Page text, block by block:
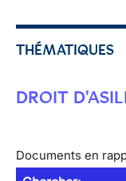
THÉMATIQUES
DROIT
Documents en